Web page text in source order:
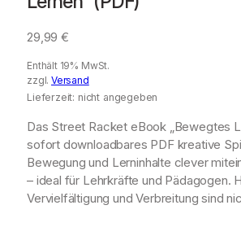
29,99€
Enthält 19% MwSt.
zzgl.Versand
Lieferzeit: nicht angegeben
Das Street Racket eBook „Bewegtes
sofort downloadbares PDF kreative
Bewegung und Lerninhalte clever
– ideal für Lehrkräfte und Pädagogen.
Vervielfältigung und Verbreitung sind